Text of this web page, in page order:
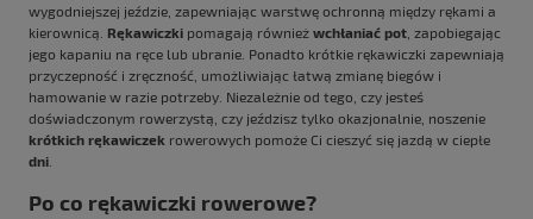
wygodniejszej jeździe, zapewniając warstwę ochronną między rękami a
kierownicą. Rękawiczki pomagają również wchłaniać pot , zapobiegając
jego kapaniu na ręce lub ubranie. Ponadto krótkie rękawiczki zapewniają
przyczepność i zręczność, umożliwiając łatwą zmianę biegów i
hamowanie w razie potrzeby. Niezależnie od tego, czy jesteś
doświadczonym rowerzystą, czy jeździsz tylko okazjonalnie, noszenie
krótkich rękawiczek rowerowych pomoże Ci cieszyć się jazdą w ciepłe
dni
Po co rękawiczki rowerowe?